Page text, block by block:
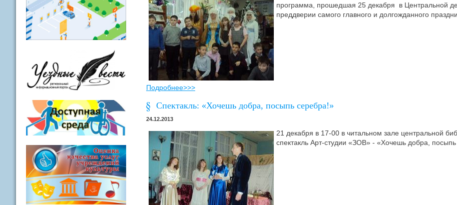
программа, прошедшая 25 декабря в Центральной
преддверии самого главного и долгожданного
Подробнее>>>
Спектакль: «Хочешь добра, посыпь серебра!»
24.12.2013
21 декабря в 17-00 в читальном зале центральной
спектакль Арт-студии «ЗОВ» - «Хочешь добра,